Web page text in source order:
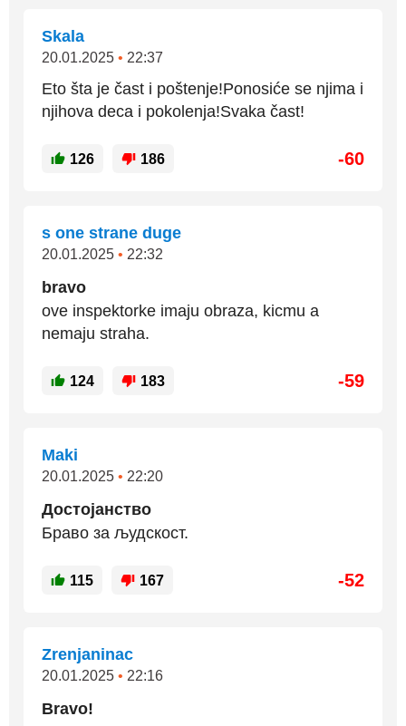
Skala
20.01.2025 • 22:37
Eto šta je čast i poštenje!Ponosiće se njima i
njihova deca i pokolenja!Svaka čast!
126 186 -60
s one strane duge
20.01.2025 • 22:32
bravo
ove inspektorke imaju obraza, kicmu a
nemaju straha.
124 183 -59
Maki
20.01.2025 • 22:20
Достојанство
Браво за људскост.
115 167 -52
Zrenjaninac
20.01.2025 • 22:16
Bravo!